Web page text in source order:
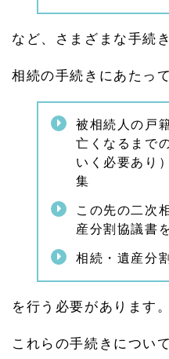
など、さまざまな手続
相続の手続きにあたって
被相続人の戸
亡くなるまで
いく必要あり
集
この先の二次
産分割協議書
相続・遺産分
を行う必要があります。
これらの手続きについ